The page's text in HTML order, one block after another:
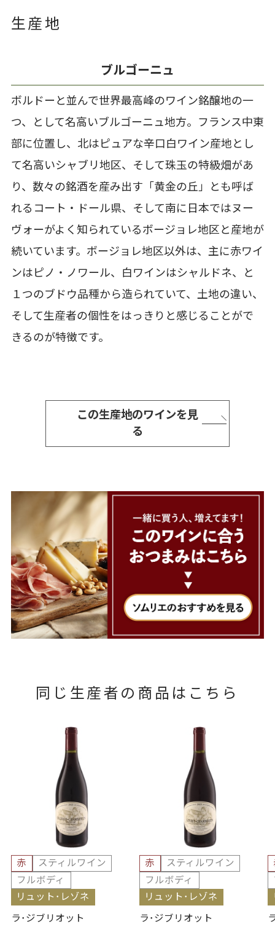
生産地
ブルゴーニュ
ボルドーと並んで世界最高峰のワイン銘醸地の一
つ、として名高いブルゴーニュ地方。フランス中東
部に位置し、北はピュアな辛口白ワイン産地とし
て名高いシャブリ地区、そして珠玉の特級畑があ
り、数々の銘酒を産み出す「黄金の丘」とも呼ば
れるコート・ドール県、そして南に日本ではヌー
ヴォーがよく知られているボージョレ地区と産地が
続いています。ボージョレ地区以外は、主に赤ワイ
ンはピノ・ノワール、白ワインはシャルドネ、と
１つのブドウ品種から造られていて、土地の違い、
そして生産者の個性をはっきりと感じることがで
きるのが特徴です。
この生産地のワインを見
る
同じ生産者の商品はこちら
赤
スティルワイン
フルボディ
リュット･レゾネ
ラ･ジブリオット
赤
スティルワイン
フルボディ
リュット･レゾネ
ラ･ジブリオット